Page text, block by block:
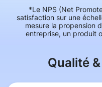
*Le NPS (Net
satisfaction sur une
mesure la propension
entreprise, un produit
Qualité